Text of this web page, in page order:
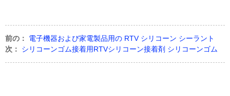
前の：
電子機器および家電製品用の RTV シリコーン シーラント
次：
シリコーンゴム接着用RTVシリコーン接着剤 シリコーンゴム